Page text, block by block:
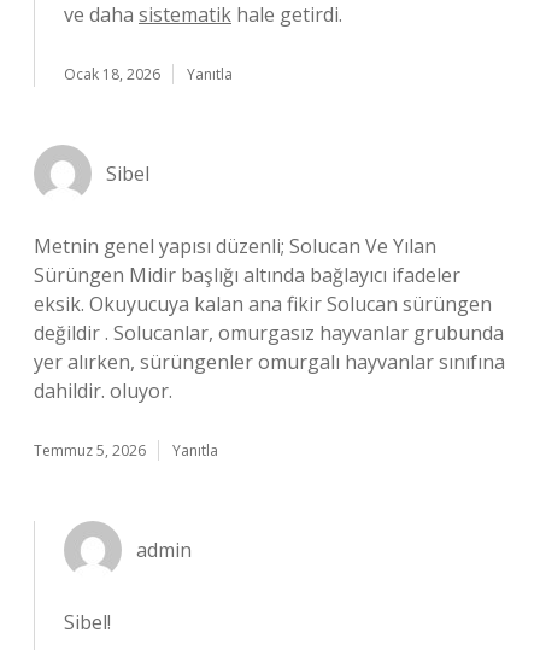
ve daha sistematik hale getirdi.
Ocak 18, 2026 Yanıtla
Sibel
Metnin genel yapısı düzenli; Solucan Ve Yılan
Sürüngen Midir başlığı altında bağlayıcı ifadeler
eksik. Okuyucuya kalan ana fikir Solucan sürüngen
değildir . Solucanlar, omurgasız hayvanlar grubunda
yer alırken, sürüngenler omurgalı hayvanlar sınıfına
dahildir. oluyor.
Temmuz 5, 2026 Yanıtla
admin
Sibel!